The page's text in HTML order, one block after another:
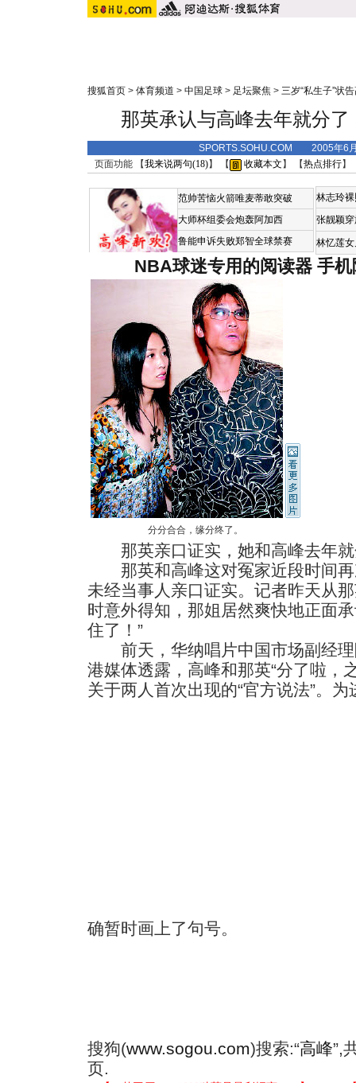
搜狐首页 > 体育频道 > 中国足球 > 足坛聚焦 > 三岁“私生子”状
那英承认与高峰去年就分
SPORTS.SOHU.COM 2005年6
页面功能 【我来说两句(18)】 【 收藏本文 】 【热点排行】
范帅苦恼火箭唯麦蒂敢突破
大师杯组委会炮轰阿加西
鲁能申诉失败郑智全球禁赛
林志玲
张靓颖
林忆莲
NBA球迷专用的阅读器 手
分分合合，缘分终了。
那英亲口证实，她和高峰去年就
那英和高峰这对冤家近段时间再
未经当事人亲口证实。记者昨天从
时意外得知，那姐居然爽快地正面
住了！”
前天，华纳唱片中国市场副经理
港媒体透露，高峰和那英“分了啦，
关于两人首次出现的“官方说法”。
确暂时画上了句号。
搜狗(www.sogou.com)搜索:“高峰”,
页.